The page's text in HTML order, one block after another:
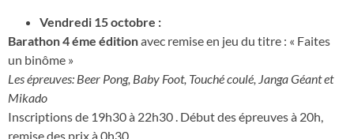
Vendredi 15 octobre :
Barathon 4 éme éditionavec remise en jeu du titre : « Faites
un binôme »
Les épreuves: Beer Pong, Baby Foot, Touché coulé, Janga Géant et
Mikado
Inscriptions de 19h30 à 22h30 . Début des épreuves à 20h,
remise des prix à 0h30